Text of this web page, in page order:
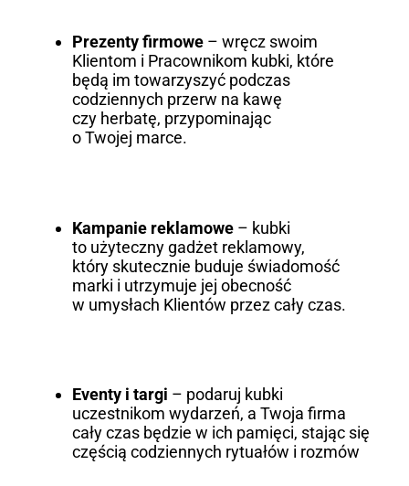
Prezenty firmowe– wręcz swoim
Klientom i Pracownikom kubki, które
będą im towarzyszyć podczas
codziennych przerw na kawę
czy herbatę, przypominając
o Twojej marce.
Kampanie reklamowe– kubki
to użyteczny gadżet reklamowy,
który skutecznie buduje świadomość
marki i utrzymuje jej obecność
w umysłach Klientów przez cały czas.
Eventy i targi – podaruj kubki
uczestnikom wydarzeń, a Twoja firma
cały czas będzie w ich pamięci, stając się
częścią codziennych rytuałów i rozmów